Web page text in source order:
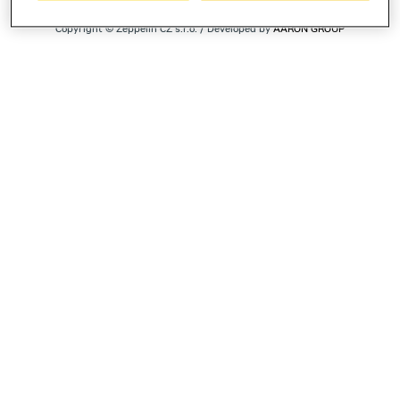
Copyright © Zeppelin CZ s.r.o. / Developed byAARON GROUP